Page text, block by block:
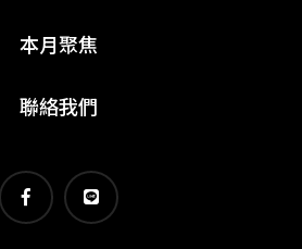
本月聚焦
聯絡我們